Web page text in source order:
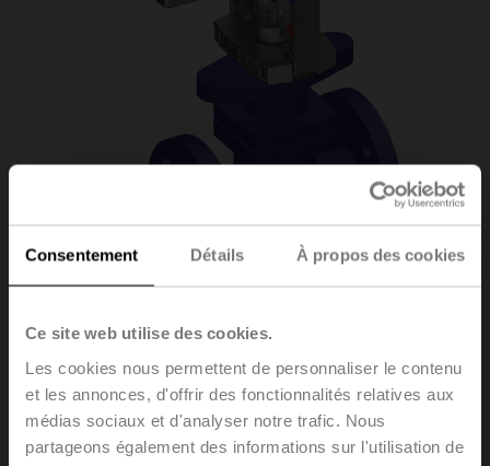
Consentement Détails À propos des cookies
Ce site web utilise des cookies.
Les cookies nous permettent de personnaliser le contenu
et les annonces, d'offrir des fonctionnalités relatives aux
médias sociaux et d'analyser notre trafic. Nous
partageons également des informations sur l'utilisation de
H6020X4-
S2+NV230A-TPC